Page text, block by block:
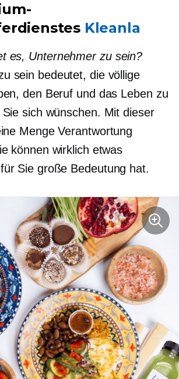
Kleanla
es, Unternehmer zu sein?
sein bedeutet, die völlige
den Beruf und das Leben zu
sich wünschen. Mit dieser
Menge Verantwortung
können wirklich etwas
Sie große Bedeutung hat.